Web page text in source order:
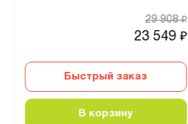
23 549₽
29 908₽
Быстрый заказ
В корзину